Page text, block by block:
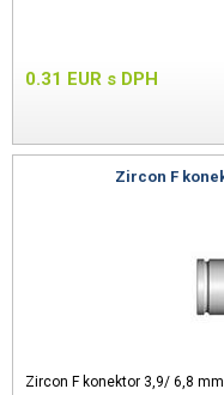
0.31 EUR s DPH
Zircon F
Zircon F konektor 3,9/ 6,8